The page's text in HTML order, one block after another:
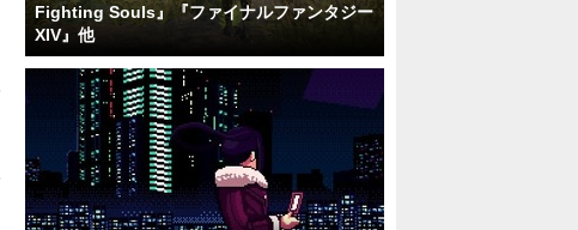
Fighting Souls』『ファイナルファンタジー
XIV』他